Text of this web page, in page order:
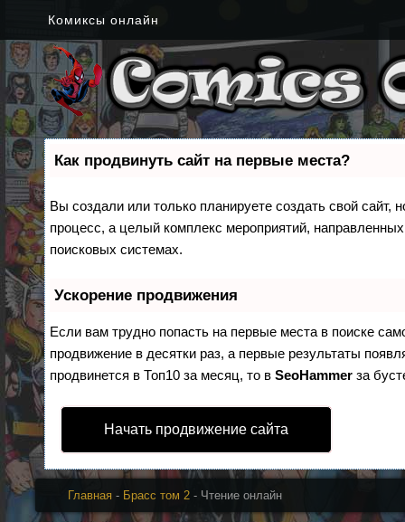
Комиксы онлайн
Как продвинуть сайт на первые места?
Вы создали или только планируете создать свой сайт,
процесс, а целый комплекс мероприятий,
поисковых системах.
Ускорение продвижения
Если вам трудно попасть на первые места в поиске
продвижение в десятки раз, а первые результаты
продвинется в Топ10 за месяц, то вSeoHammer за
Начать продвижение сайта
Главная - Брасс том 2 - Чтение онлайн